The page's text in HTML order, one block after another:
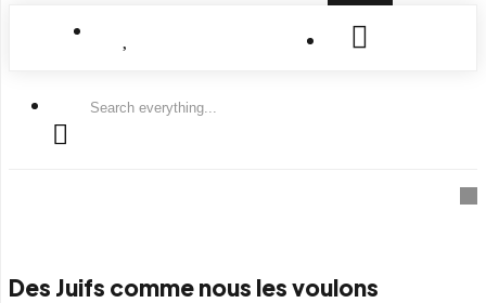
Search
Des Juifs comme nous les voulons